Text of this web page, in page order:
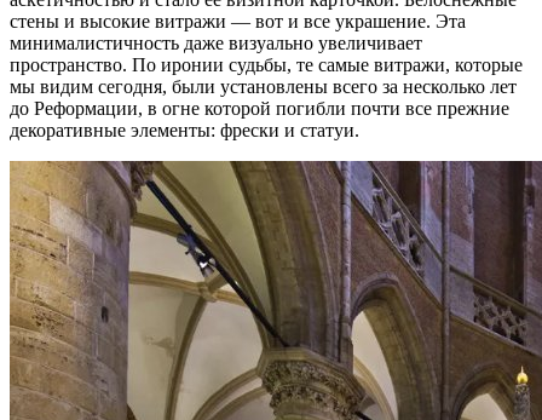
стены и высокие витражи — вот и все украшение. Эта
минималистичность даже визуально увеличивает
пространство. По иронии судьбы, те самые витражи, которые
мы видим сегодня, были установлены всего за несколько лет
до Реформации, в огне которой погибли почти все прежние
декоративные элементы: фрески и статуи.